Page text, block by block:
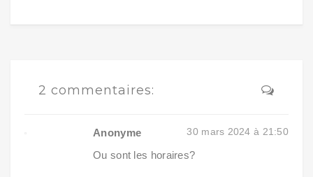
2 commentaires:
Anonyme 30 mars 2024 à 21:50
Ou sont les horaires?